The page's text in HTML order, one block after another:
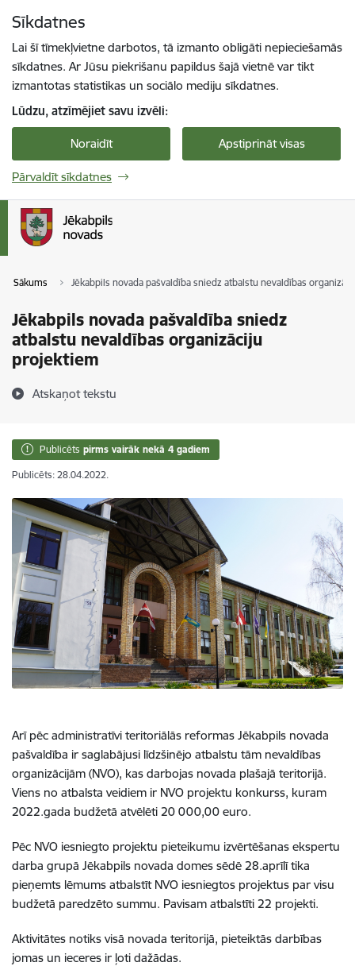
Sīkdatnes
Lai šī tīmekļvietne darbotos, tā izmanto obligāti nepieciešamās
sīkdatnes. Ar Jūsu piekrišanu papildus šajā vietnē var tikt
izmantotas statistikas un sociālo mediju sīkdatnes.
Lūdzu, atzīmējiet savu izvēli:
Noraidīt Apstiprināt visas
Pārvaldīt sīkdatnes
Sākums Jēkabpils novada pašvaldība sniedz atbalstu nevaldības
Jēkabpils novada pašvaldība sniedz
atbalstu nevaldības organizāciju
projektiem
Atskaņot tekstu
Publicēts pirms vairāk nekā 4 gadiem
Publicēts: 28.04.2022.
Arī pēc administratīvi teritoriālās reformas Jēkabpils novada
pašvaldība ir saglabājusi līdzšinējo atbalstu tām nevaldības
organizācijām (NVO), kas darbojas novada plašajā teritorijā.
Viens no atbalsta veidiem ir NVO projektu konkurss, kuram
2022.gada budžetā atvēlēti 20 000,00 euro.
Pēc NVO iesniegto projektu pieteikumu izvērtēšanas ekspertu
darba grupā Jēkabpils novada domes sēdē 28.aprīlī tika
pieņemts lēmums atbalstīt NVO iesniegtos projektus par visu
budžetā paredzēto summu. Pavisam atbalstīti 22 projekti.
Aktivitātes notiks visā novada teritorijā, pieteiktās darbības
jomas un ieceres ir ļoti dažādas.